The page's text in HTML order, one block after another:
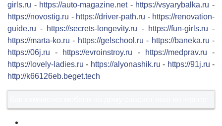
girls.ru - https://auto-magazine.net- https://vsyarybalka.ru -
https://novostig.ru - https://driver-path.ru - https://renovation-
guide.ru - https://secrets-longevity.ru - https://fun-girls.ru -
https://marta-ko.ru - https://gelschool.ru - https://baneka.ru -
https://06j.ru - https://evroinstroy.ru - https://medprav.ru -
https://lovely-ladies.ru - https://alyonashik.ru - https://91j.ru -
http://k66126eb.beget.tech